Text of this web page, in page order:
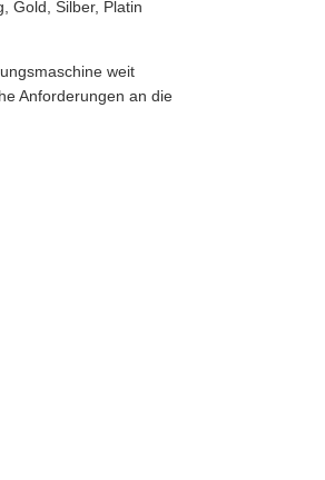
Gold, Silber, Platin
weit
Anforderungen an die